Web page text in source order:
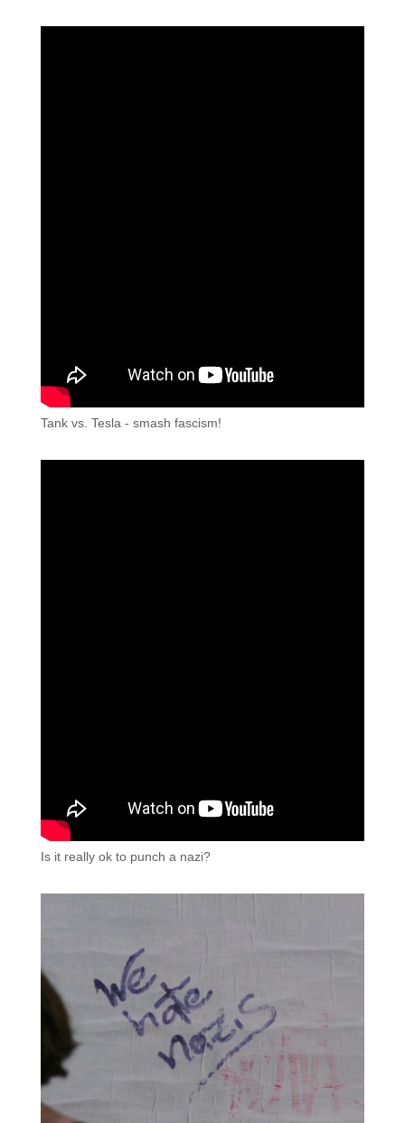
Tank vs. Tesla - smash fascism!
Is it really ok to punch a nazi?